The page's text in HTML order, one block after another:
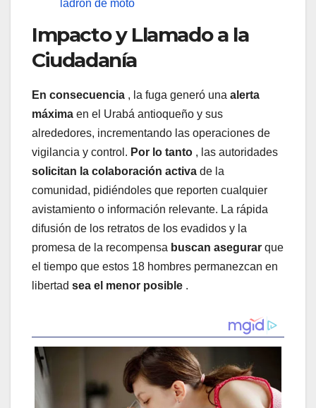
ladrón de moto
Impacto y Llamado a la
Ciudadanía
En consecuencia , la fuga generó una alerta
máxima en el Urabá antioqueño y sus
alrededores, incrementando las operaciones de
vigilancia y control. Por lo tanto , las autoridades
solicitan la colaboración activa de la
comunidad, pidiéndoles que reporten cualquier
avistamiento o información relevante. La rápida
difusión de los retratos de los evadidos y la
promesa de la recompensa buscan asegurar que
el tiempo que estos 18 hombres permanezcan en
libertad sea el menor posible .